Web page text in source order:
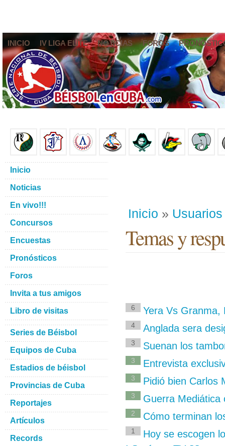
INICIO IV LIGA ELITE NOTICIAS FOROS
Inicio » Usuarios
Temas y
6 Yera Vs Granma,
4 Anglada sera
3 Suenan los
3 Entrevista
3 Pidió bien Carlos
3 Guerra
2 Cómo terminan
1
Hoy se escogen
Inicio
Noticias
En vivo!!!
Concursos
Encuestas
Pronósticos
Foros
Invita a tus amigos
Libro de visitas
Series de Béisbol
Equipos de Cuba
Estadios de béisbol
Provincias de Cuba
Reportajes
Artículos
Records